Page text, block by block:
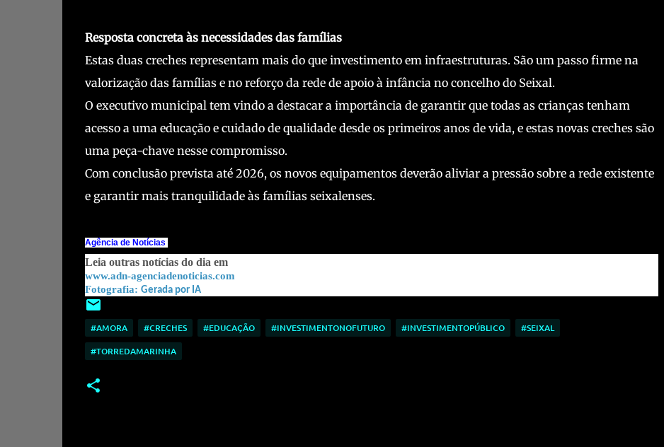
Resposta concreta às necessidades das famílias
Estas duas creches representam mais do que investimento em infraestruturas. São um passo firme na
valorização das famílias e no reforço da rede de apoio à infância no concelho do Seixal.
O executivo municipal tem vindo a destacar a importância de garantir que todas as crianças tenham
acesso a uma educação e cuidado de qualidade desde os primeiros anos de vida, e estas novas creches são
uma peça-chave nesse compromisso.
Com conclusão prevista até 2026, os novos equipamentos deverão aliviar a pressão sobre a rede existente
e garantir mais tranquilidade às famílias seixalenses.
Agência de Notícias
Leia outras notícias do dia em
www.adn-agenciadenoticias.com
Fotografia: Gerada por IA
#AMORA #CRECHES #EDUCAÇÃO #INVESTIMENTONOFUTURO #INVESTIMENTOPÚBLICO
#SEIXAL
#TORREDAMARINHA